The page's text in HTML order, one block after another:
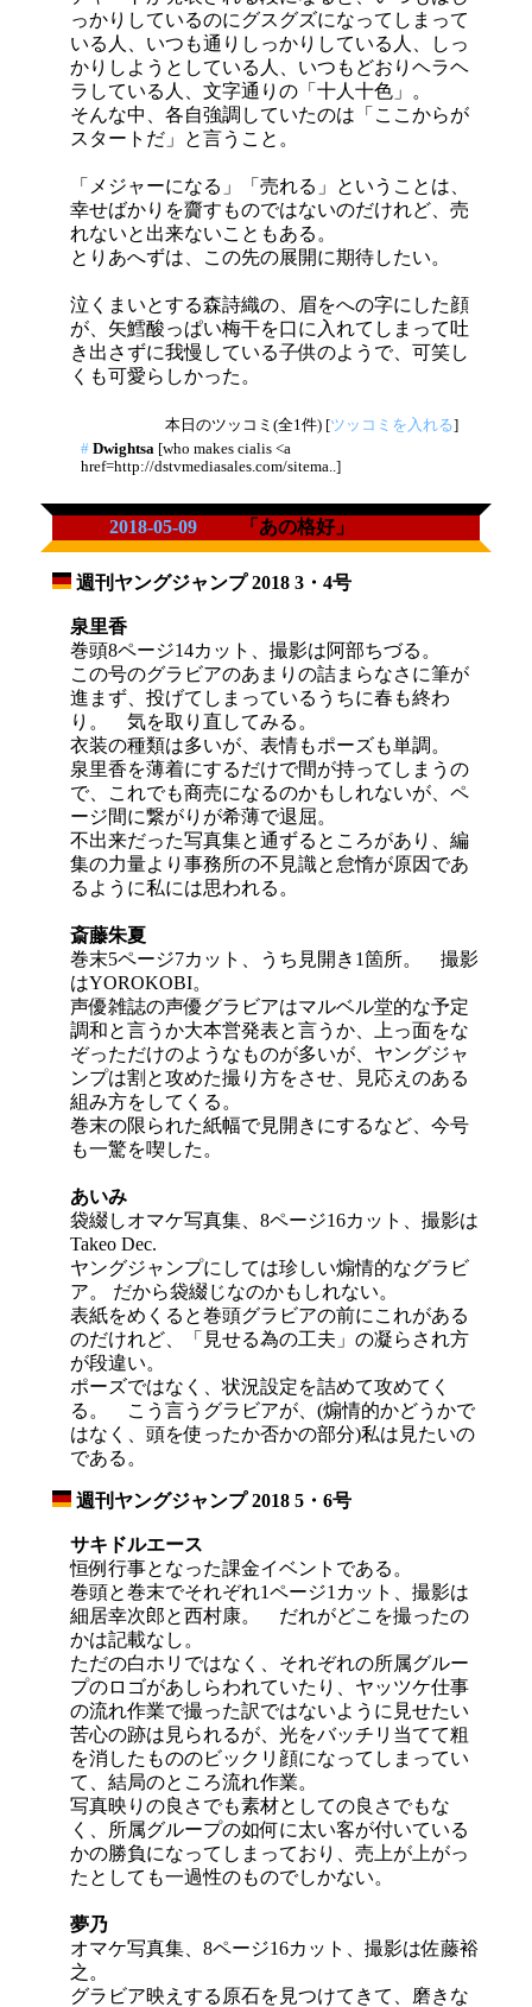
っかりしているのにグスグズになってしまって
いる人、いつも通りしっかりしている人、しっ
かりしようとしている人、いつもどおりヘラヘ
ラしている人、文字通りの「十人十色」。
そんな中、各自強調していたのは「ここからが
スタートだ」と言うこと。
「メジャーになる」「売れる」ということは、
幸せばかりを齎すものではないのだけれど、売
れないと出来ないこともある。
とりあへずは、この先の展開に期待したい。
泣くまいとする森詩織の、眉をへの字にした顔
が、矢鱈酸っぱい梅干を口に入れてしまって吐
き出さずに我慢している子供のようで、可笑し
くも可愛らしかった。
本日のツッコミ(全1件) [ツッコミを入れる]
# Dwightsa [who makes cialis <a
href=http://dstvmediasales.com/sitema..]
2018-05-09 「あの格好」
週刊ヤングジャンプ 2018 3・4号
泉里香
巻頭8ページ14カット、撮影は阿部ちづる。
この号のグラビアのあまりの詰まらなさに筆が
進まず、投げてしまっているうちに春も終わ
り。 気を取り直してみる。
衣装の種類は多いが、表情もポーズも単調。
泉里香を薄着にするだけで間が持ってしまうの
で、これでも商売になるのかもしれないが、ペ
ージ間に繋がりが希薄で退屈。
不出来だった写真集と通ずるところがあり、編
集の力量より事務所の不見識と怠惰が原因であ
るように私には思われる。
斎藤朱夏
巻末5ページ7カット、うち見開き1箇所。 撮影
はYOROKOBI。
声優雑誌の声優グラビアはマルベル堂的な予定
調和と言うか大本営発表と言うか、上っ面をな
ぞっただけのようなものが多いが、ヤングジャ
ンプは割と攻めた撮り方をさせ、見応えのある
組み方をしてくる。
巻末の限られた紙幅で見開きにするなど、今号
も一驚を喫した。
あいみ
袋綴しオマケ写真集、8ページ16カット、撮影は
Takeo Dec.
ヤングジャンプにしては珍しい煽情的なグラビ
ア。 だから袋綴じなのかもしれない。
表紙をめくると巻頭グラビアの前にこれがある
のだけれど、「見せる為の工夫」の凝らされ方
が段違い。
ポーズではなく、状況設定を詰めて攻めてく
る。 こう言うグラビアが、(煽情的かどうかで
はなく、頭を使ったか否かの部分)私は見たいの
である。
週刊ヤングジャンプ 2018 5・6号
サキドルエース
恒例行事となった課金イベントである。
巻頭と巻末でそれぞれ1ページ1カット、撮影は
細居幸次郎と西村康。 だれがどこを撮ったの
かは記載なし。
ただの白ホリではなく、それぞれの所属グルー
プのロゴがあしらわれていたり、ヤッツケ仕事
の流れ作業で撮った訳ではないように見せたい
苦心の跡は見られるが、光をバッチリ当てて粗
を消したもののビックリ顔になってしまってい
て、結局のところ流れ作業。
写真映りの良さでも素材としての良さでもな
く、所属グループの如何に太い客が付いている
かの勝負になってしまっており、売上が上がっ
たとしても一過性のものでしかない。
夢乃
オマケ写真集、8ページ16カット、撮影は佐藤裕
之。
グラビア映えする原石を見つけてきて、磨きな